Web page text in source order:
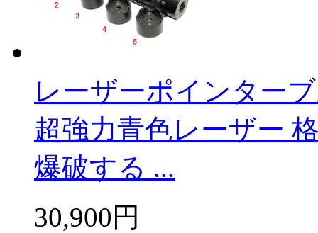
レーザーポインター
超強力青色レーザー
爆破する ...
30,900円